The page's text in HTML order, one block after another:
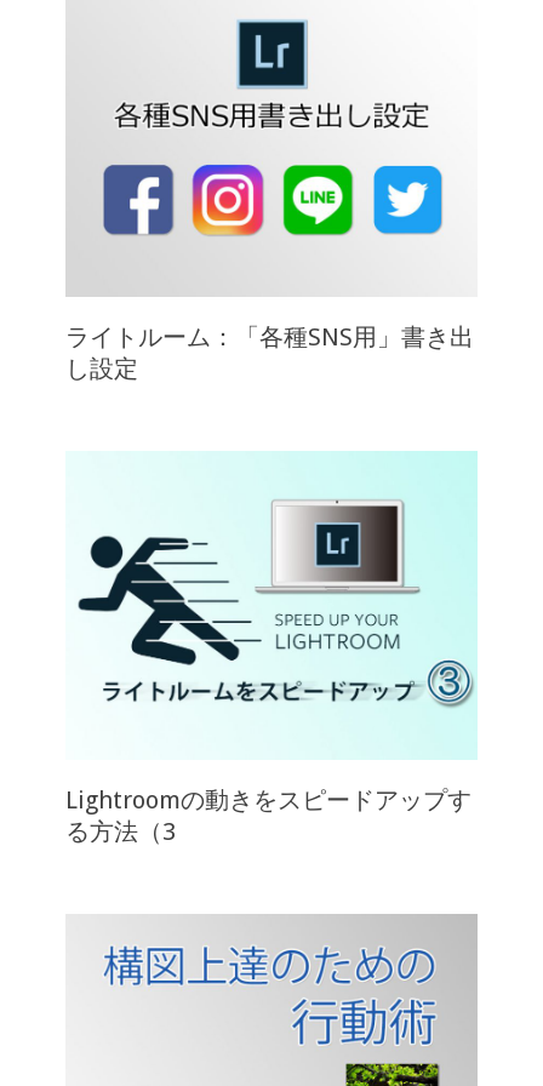
ライトルーム：「各種SNS用」書き出
し設定
Lightroomの動きをスピードアップす
る方法（3